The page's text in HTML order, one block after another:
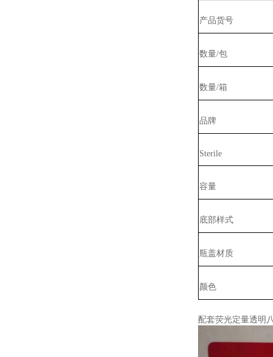
产品货号
数量/包
数量/箱
品牌
Sterile
容量
底部样式
瓶盖材质
颜色
配套荧光定量透明